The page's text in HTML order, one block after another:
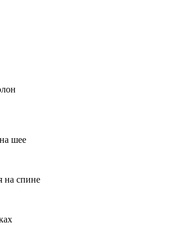
шее
на спине